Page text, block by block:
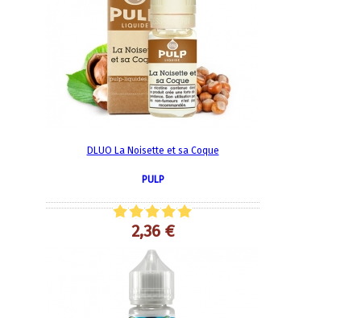
DLUO La Noisette et sa Coque
PULP
2,36 €